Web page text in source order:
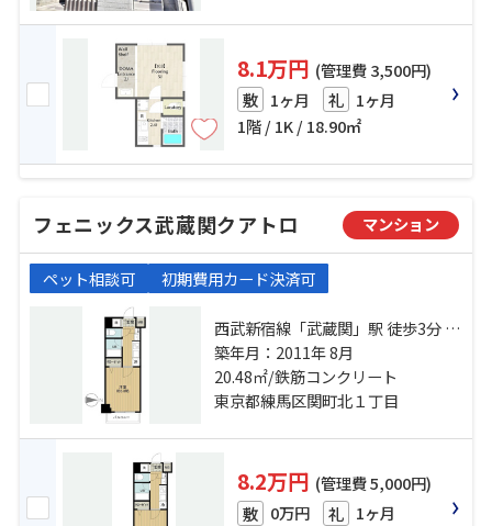
8.1万円 (管理費 3,500円)
敷 1ヶ月 礼 1ヶ月
1階 / 1K / 18.90㎡
フェニックス武蔵関クアトロ マンション
ペット相談可 初期費用カード決済可
西武新宿線「武蔵関」駅 徒歩3分 西
武池袋線「保谷」駅 徒歩37分 総武
線「吉祥寺」駅 徒歩39分
築年月：2011年 8月
20.48㎡/鉄筋コンクリート
東京都練馬区関町北１丁目
8.2万円 (管理費 5,000円)
敷 0万円 礼 1ヶ月